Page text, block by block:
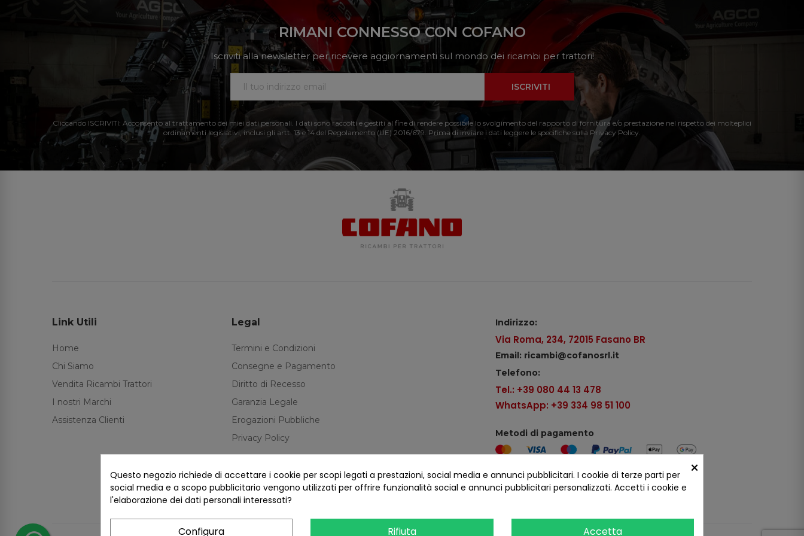
RIMANI CONNESSO CON COFANO
Iscriviti alla newsletter per ricevere aggiornamenti sul mondo dei ricambi per trattori!
ISCRIVITI
Cliccando ISCRIVITI: Acconsento al trattamento dei miei dati personali. I dati sono raccolti e gestiti al fine di rendere possibile lo svolgimento del rapporto di fornitura e/o prestazione nel rispetto dei molteplici
ordinamenti legislativi, inclusi gli artt. 13 e 14 del Regolamento (UE) 2016/679. Prima di inviare i dati leggere le specifiche sulla Privacy Policy.
Link Utili
Home
Chi Siamo
Vendita Ricambi Trattori
I nostri Marchi
Assistenza Clienti
Legal
Termini e Condizioni
Consegne e Pagamento
Diritto di Recesso
Garanzia Legale
Erogazioni Pubbliche
Privacy Policy
Indirizzo:
Via Roma, 234, 72015 Fasano BR
Email: ricambi@cofanosrl.it
Telefono:
Tel.: +39 080 44 13 478
WhatsApp: +39 334 98 51 100
Metodi di pagamento
Seguici sui social ×
Questo negozio richiede di accettare i cookie per scopi legati a prestazioni, social media e annunci pubblicitari. I cookie di terze parti per
social media e a scopo pubblicitario vengono utilizzati per offrire funzionalità social e annunci pubblicitari personalizzati. Accetti i cookie e
l'elaborazione dei dati personali interessati?
Configura Rifiuta Accetta